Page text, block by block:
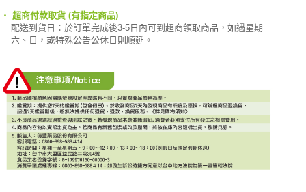
‧ 超商付款取貨 (有指定商品)
配送到貨日：於訂單完成後3-5日內可到超商領取商品，如遇星期
六、日，或特殊公告公休日則順延。